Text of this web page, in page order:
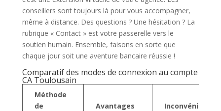
conseillers sont toujours là pour vous accompagner,
même à distance. Des questions ? Une hésitation ? La
rubrique « Contact » est votre passerelle vers le
soutien humain. Ensemble, faisons en sorte que
chaque jour soit une aventure bancaire réussie !
Comparatif des modes de connexion au compte
CA Toulousain
Méthode
de
Avantages Inconvénients